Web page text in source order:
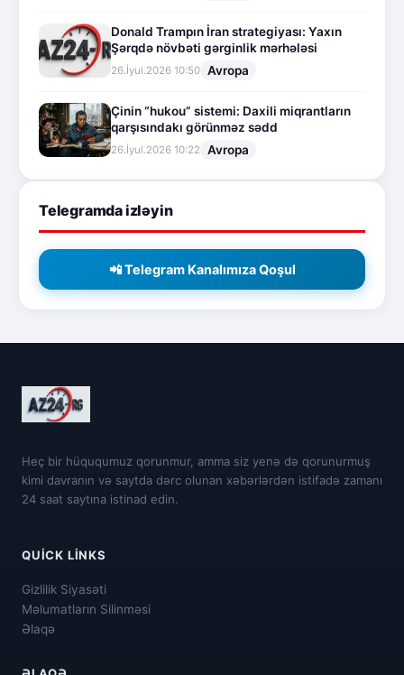
Donald Trampın İran strategiyası: Yaxın
Şərqdə növbəti gərginlik mərhələsi
26.İyul.2026 10:50 Avropa
Çinin “hukou” sistemi: Daxili miqrantların
qarşısındakı görünməz sədd
26.İyul.2026 10:22 Avropa
Telegramda izləyin
📲 Telegram Kanalımıza Qoşul
Heç bir hüququmuz qorunmur, amma siz yenə də qorunurmuş
kimi davranın və saytda dərc olunan xəbərlərdən istifadə zamanı
24 saat saytına istinad edin.
QUICK LINKS
Gizlilik Siyasəti
Məlumatların Silinməsi
Əlaqə